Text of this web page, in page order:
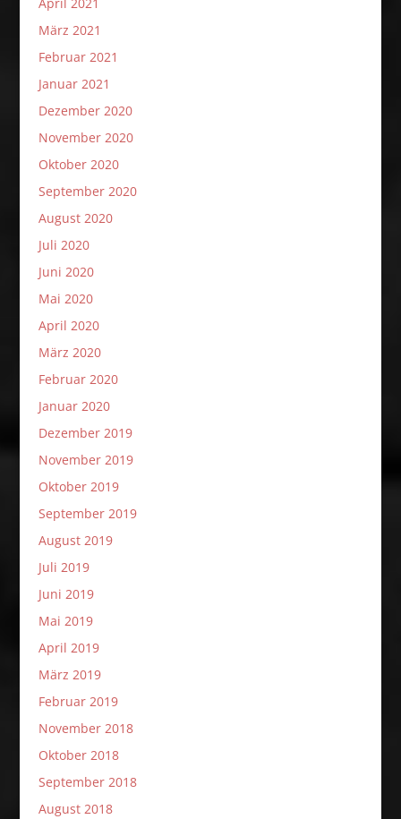
April 2021
März 2021
Februar 2021
Januar 2021
Dezember 2020
November 2020
Oktober 2020
September 2020
August 2020
Juli 2020
Juni 2020
Mai 2020
April 2020
März 2020
Februar 2020
Januar 2020
Dezember 2019
November 2019
Oktober 2019
September 2019
August 2019
Juli 2019
Juni 2019
Mai 2019
April 2019
März 2019
Februar 2019
November 2018
Oktober 2018
September 2018
August 2018